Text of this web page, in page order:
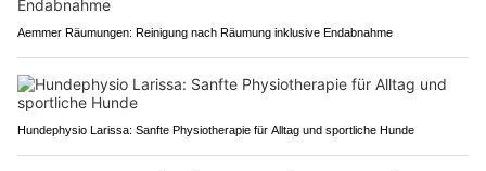
Aemmer Räumungen: Reinigung nach Räumung inklusive Endabnahme
Hundephysio Larissa: Sanfte Physiotherapie für Alltag und sportliche Hunde